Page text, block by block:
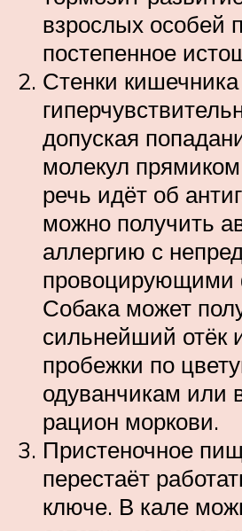
взрослых особей
постепенное
Стенки кишечника
допуская
молекул
речь идёт об
можно получить
аллергию с
провоцирующими
Собака может
сильнейший отёк
пробежки по
одуванчикам или
рацион моркови.
Пристеночное
перестаёт
ключе. В кале